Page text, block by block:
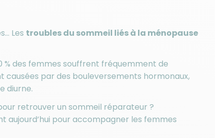
Les troubles du sommeil liés à la ménopause
% des femmes souffrent fréquemment de
causées par des bouleversements hormonaux,
diurne.
retrouver un sommeil réparateur ?
aujourd’hui pour accompagner les femmes